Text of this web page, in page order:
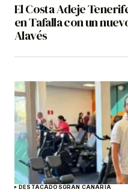
El Costa Adeje
en Tafalla con un
Alavés
DESTACADOSGRAN CANARIA